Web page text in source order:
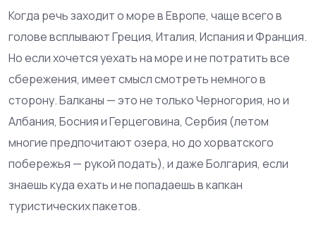
Когда речь заходит о море в Европе, чаще всего в
голове всплывают Греция, Италия, Испания и Франция.
Но если хочется уехать на море и не потратить все
сбережения, имеет смысл смотреть немного в
сторону. Балканы — это не только Черногория, но и
Албания, Босния и Герцеговина, Сербия (летом
многие предпочитают озера, но до хорватского
побережья — рукой подать), и даже Болгария, если
знаешь куда ехать и не попадаешь в капкан
туристических пакетов.